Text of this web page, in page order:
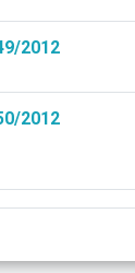
2012
2012